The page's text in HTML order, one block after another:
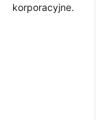
korporacyjne.